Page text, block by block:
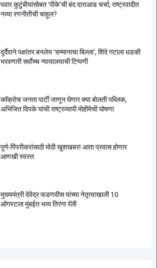
पवार कुटुंबीयांसोबत ‘पीके’ची बंद दाराआड चर्चा; राष्ट्रवादीत
नव्या रणनीतीची चाहूल?
दुर्दैवाने पक्षांतर बनलेय ‘सन्मानाचा बिल्ला’, शिंदे गटाला धडकी
भरवणारी सर्वाेच्च न्यायालयाची टिप्पणी
काॅक्राेच जनता पार्टी जाणून घेणार क्या बाेलती पब्लिक,
अभिजित दिपके यांची राष्ट्रव्यापी माेहीमेची घाेषणा
पुणे-पिंपरीकरांसाठी मोठी खुशखबर! आता प्रवास होणार
आणखी स्वस्त
मुख्यमंत्री देवेंद्र फडणवीस यांच्या नेतृत्वाखाली 10
ऑगस्टला मुंबईत भव्य तिरंगा रॅली